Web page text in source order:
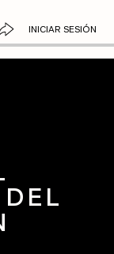
INICIAR SESIÓN